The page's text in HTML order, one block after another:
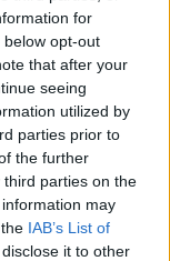
for
opt-out
that after your
seeing
utilized by
parties prior to
the further
parties on the
may
IAB’s List of
it to other
νερό ή
θα σας
αίθουσας
το έχετε
αιτία
βέβαια να